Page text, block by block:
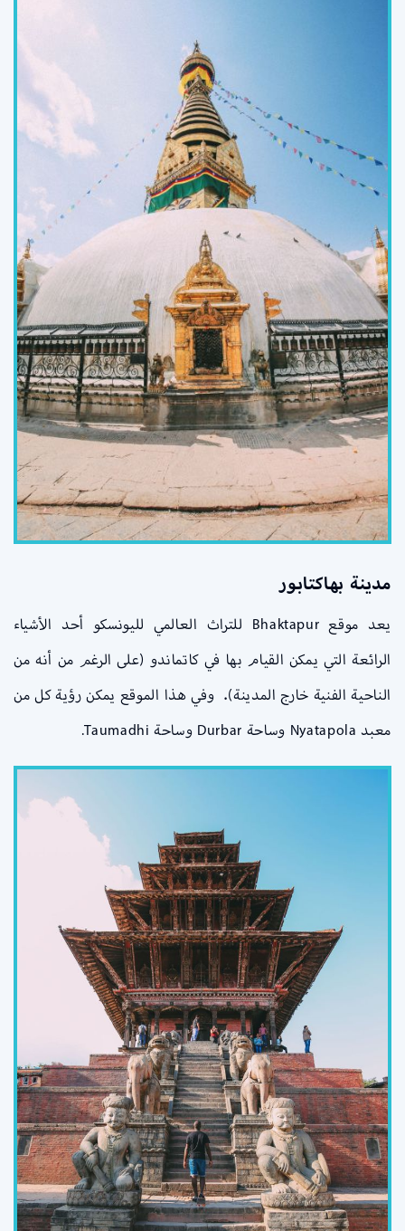
مدينة بهاكتابور
يعد موقع Bhaktapur للتراث العالمي لليونسكو أحد الأشياء
الرائعة التي يمكن القيام بها في كاتماندو (على الرغم من أنه من
الناحية الفنية خارج المدينة). وفي هذا الموقع يمكن رؤية كل من
معبد Nyatapola وساحة Durbar وساحة Taumadhi.